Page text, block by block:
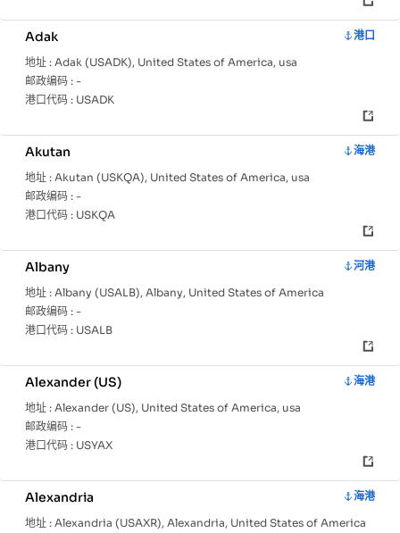
Adak
港口
地址 : Adak (USADK), United States of America, usa
邮政编码 : -
港口代码 : USADK
Akutan
海港
地址 : Akutan (USKQA), United States of America, usa
邮政编码 : -
港口代码 : USKQA
Albany
河港
地址 : Albany (USALB), Albany, United States of America
邮政编码 : -
港口代码 : USALB
Alexander (US)
海港
地址 : Alexander (US), United States of America, usa
邮政编码 : -
港口代码 : USYAX
Alexandria
海港
地址 : Alexandria (USAXR), Alexandria, United States of America